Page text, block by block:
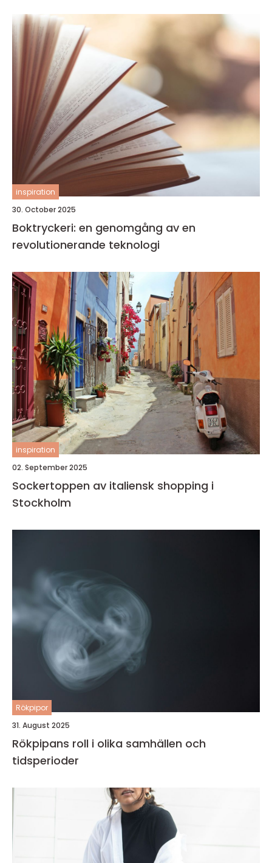
inspiration
30. October 2025
Boktryckeri: en genomgång av en
revolutionerande teknologi
inspiration
02. September 2025
Sockertoppen av italiensk shopping i
Stockholm
Rökpipor
31. August 2025
Rökpipans roll i olika samhällen och
tidsperioder